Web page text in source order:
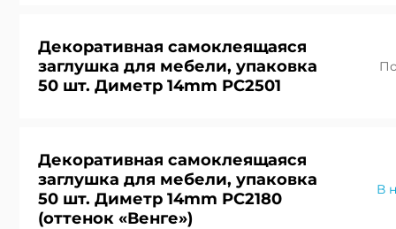
Декоративная самоклеящаяся
заглушка для мебели, упаковка
50 шт. Диметр 14mm PC2501
Декоративная самоклеящаяся
заглушка для мебели, упаковка
50 шт. Диметр 14mm PC2180
(оттенок «Венге»)
В